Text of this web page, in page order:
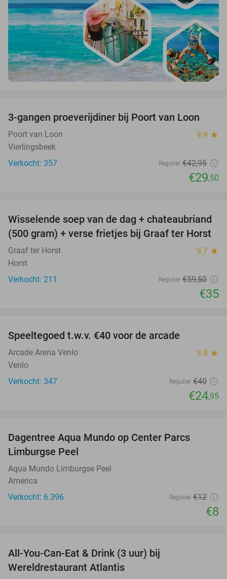
31%
3-gangen proeverijdiner bij Poort van Loon
Poort van Loon 9.9 star
Vierlingsbeek
Verkocht: 357
Regulier €42,95
€29,50
41%
Wisselende soep van de dag + chateaubriand
(500 gram) + verse frietjes bij Graaf ter Horst
Graaf ter Horst 9.7 star
Horst
Verkocht: 211
Regulier €59,50
€35
Speeltegoed t.w.v. €40 voor de arcade
Arcade Arena Venlo 9.8 star
Venlo
Verkocht: 347
Regulier €40
€24,95
Dagentree Aqua Mundo op Center Parcs
Limburgse Peel
Aqua Mundo Limburgse Peel
America
Verkocht: 6.396
Regulier €12
€8
All-You-Can-Eat & Drink (3 uur) bij
Wereldrestaurant Atlantis